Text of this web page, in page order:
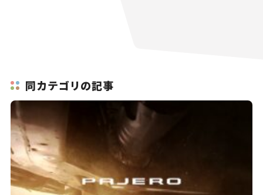
同カテゴリの記事